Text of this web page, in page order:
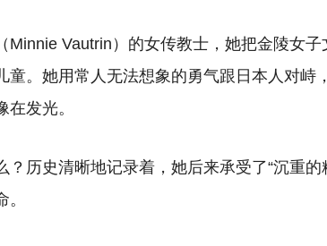
Minnie Vautrin）的女传教士，她把金陵女
童。她用常人无法想象的勇气跟日本人对峙
发光。
？历史清晰地记录着，她后来承受了“沉重的